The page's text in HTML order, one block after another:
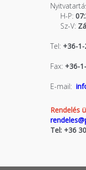
H-P:
Sz-V:
Tel:+36-1-
Fax:+36-
E-mail:
Rendelés
Tel: +36